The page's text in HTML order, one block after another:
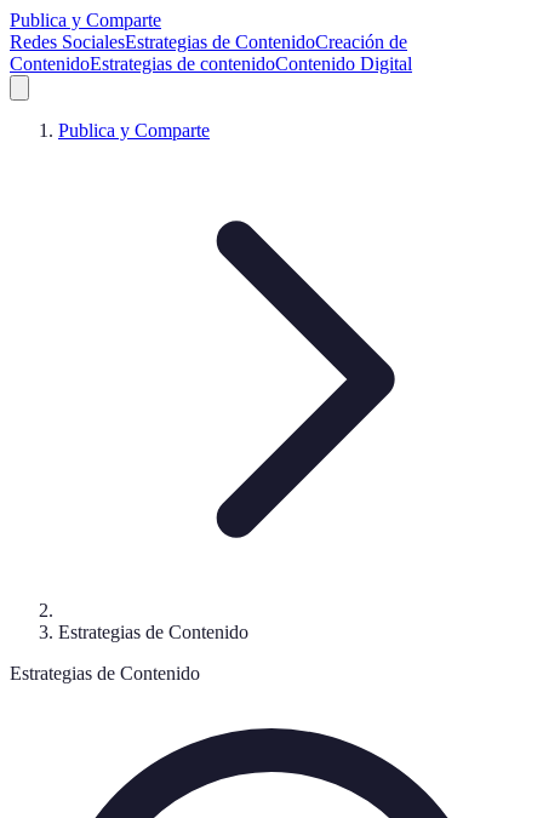
Publica y Comparte
Redes SocialesEstrategias de ContenidoCreación de
ContenidoEstrategias de contenidoContenido Digital
Publica y Comparte
Estrategias de Contenido
Estrategias de Contenido